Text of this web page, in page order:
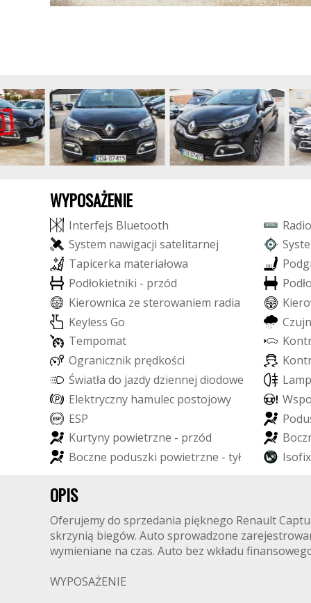
WYPOSAŻENIE
Interfejs Bluetooth Radio
System nawigacji satelitarnej Syste
Tapicerka materiałowa Podg
Podłokietniki - przód Podł
Kierownica ze sterowaniem radia Kiero
Keyless Go Czujn
Tempomat Kont
Ogranicznik prędkości Kont
Światła do jazdydziennej diodowe D Lamp
Elektryczny hamulec postojowy Wsp
ESP Podu
Kurtyny powietrzne - przód Bocz
Boczne poduszki powietrzne - tył Isofix
OPIS
Oferujemy do sprzedania pięknego Renault
skrzynią biegów. Auto sprowadzone
wymieniane na czas. Auto bez wkładu
WYPOSAŻENIE